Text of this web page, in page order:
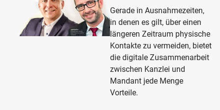
Gerade in Ausnahmezeiten,
in denen es gilt, über einen
längeren Zeitraum physische
Kontakte zu vermeiden, bietet
die digitale Zusammenarbeit
zwischen Kanzlei und
Mandant jede Menge
Vorteile.